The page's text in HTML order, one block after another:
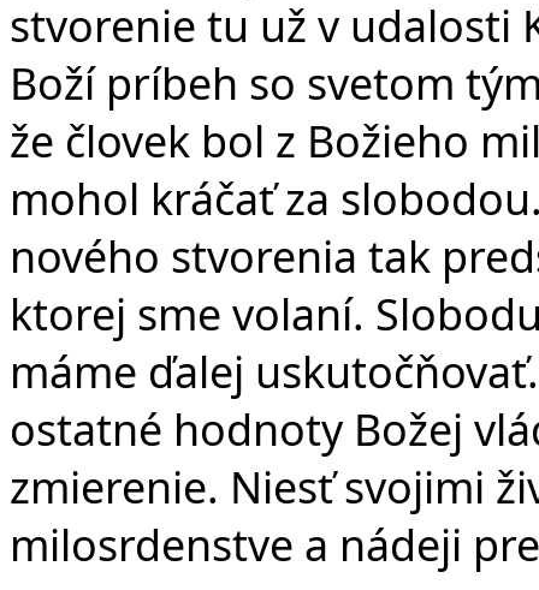
stvorenie tu už v udalosti
Boží príbeh so svetom
že človek bol z Božieho
mohol kráčať za
nového stvorenia tak
ktorej sme volaní.
máme ďalej
ostatné hodnoty Božej
zmierenie. Niesť svojimi
milosrdenstve a nádeji